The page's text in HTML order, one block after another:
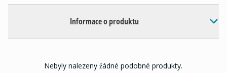
Informace o produktu
Nebyly nalezeny žádné podobné produkty.